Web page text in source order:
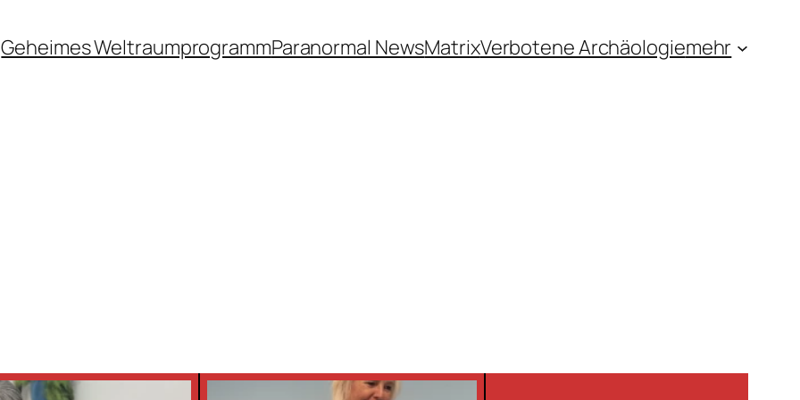
Geheimes WeltraumprogrammParanormal NewsMatrixVerbotene Archäologiemehr